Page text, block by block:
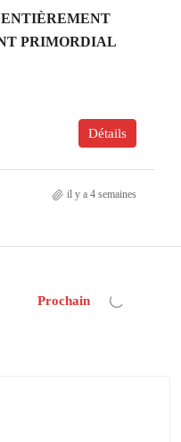
PRIMORDIAL
Détails
il y a 4 semaines
Prochain